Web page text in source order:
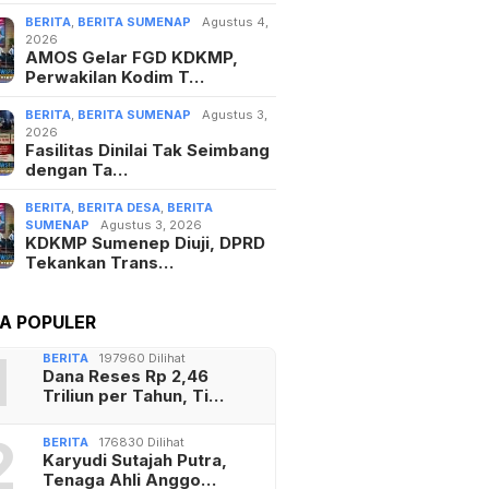
BERITA BERITA SUMENAP
Agustus 4,
2026
AMOS Gelar FGD KDKMP,
Perwakilan Kodim T…
BERITA BERITA SUMENAP
Agustus 3,
2026
Fasilitas Dinilai Tak Seimbang
dengan Ta…
BERITA BERITA DESA BERITA
SUMENAP
Agustus 3, 2026
KDKMP Sumenep Diuji, DPRD
Tekankan Trans…
POPULER
BERITA 197960 Dilihat
Dana Reses Rp 2,46
Triliun per Tahun, Ti…
BERITA 176830 Dilihat
Karyudi Sutajah Putra,
Tenaga Ahli Anggo…